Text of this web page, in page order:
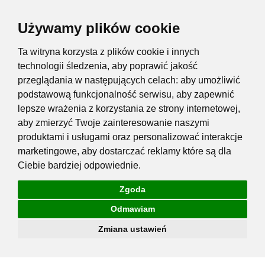
Używamy plików cookie
Ta witryna korzysta z plików cookie i innych
technologii śledzenia, aby poprawić jakość
przeglądania w następujących celach: aby umożliwić
podstawową funkcjonalność serwisu, aby zapewnić
lepsze wrażenia z korzystania ze strony internetowej,
aby zmierzyć Twoje zainteresowanie naszymi
produktami i usługami oraz personalizować interakcje
marketingowe, aby dostarczać reklamy które są dla
Ciebie bardziej odpowiednie.
Zgoda
Odmawiam
Zmiana ustawień